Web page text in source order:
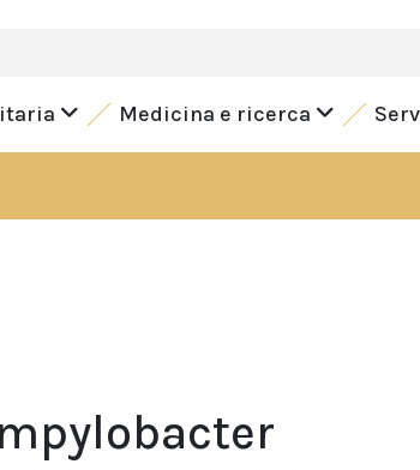
Medicina e ricerca